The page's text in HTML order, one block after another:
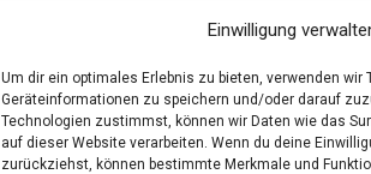
Einwilligung
Um dir ein optimales Erlebnis zu bieten, verwenden wir
Geräteinformationen zu speichern und/oder darauf
Technologien zustimmst, können wir Daten wie das
auf dieser Website verarbeiten. Wenn du deine
zurückziehst, können bestimmte Merkmale und